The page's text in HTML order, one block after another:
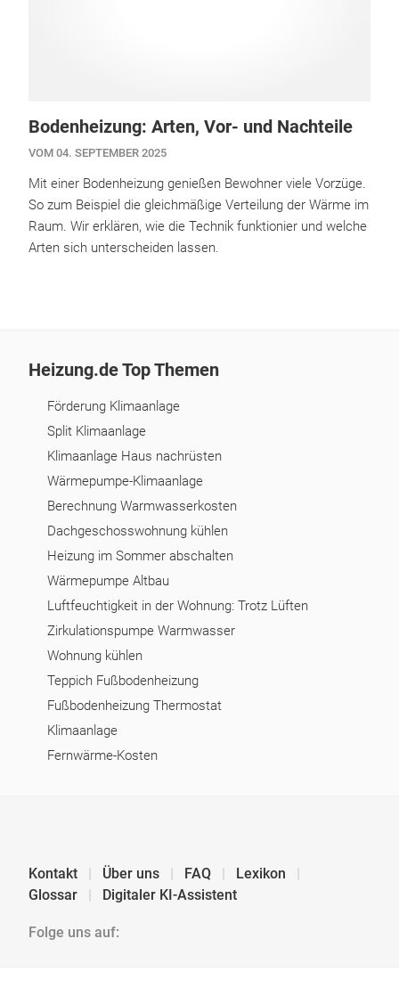
Bodenheizung: Arten, Vor- und Nachteile
VOM 04. SEPTEMBER 2025
Mit einer Bodenheizung genießen Bewohner viele Vorzüge.
So zum Beispiel die gleichmäßige Verteilung der Wärme im
Raum. Wir erklären, wie die Technik funktionier und welche
Arten sich unterscheiden lassen.
Heizung.de Top Themen
Förderung Klimaanlage
Split Klimaanlage
Klimaanlage Haus nachrüsten
Wärmepumpe-Klimaanlage
Berechnung Warmwasserkosten
Dachgeschosswohnung kühlen
Heizung im Sommer abschalten
Wärmepumpe Altbau
Luftfeuchtigkeit in der Wohnung: Trotz Lüften
Zirkulationspumpe Warmwasser
Wohnung kühlen
Teppich Fußbodenheizung
Fußbodenheizung Thermostat
Klimaanlage
Fernwärme-Kosten
Kontakt Über uns FAQ
Lexikon
Glossar
Digitaler KI-Assistent
Folge uns auf: